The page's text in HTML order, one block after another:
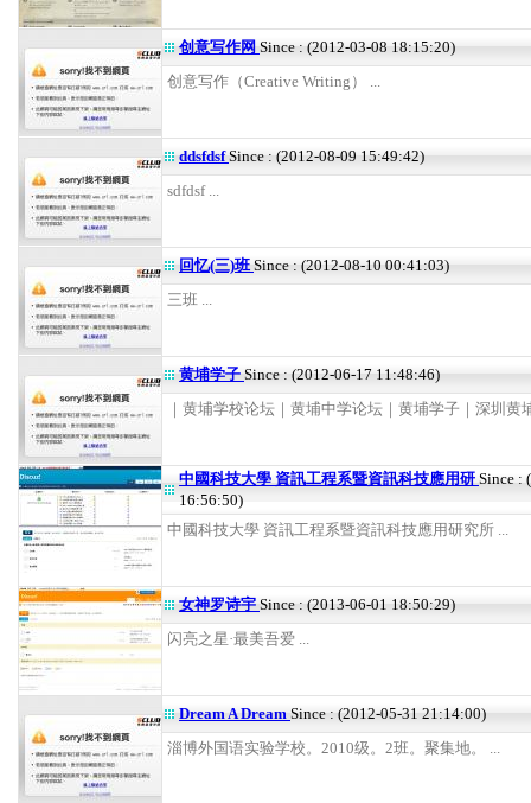
创意写作网 Since : (2012-03-08 18:15:20)
创意写作（Creative Writing） ...
ddsfdsfSince : (2012-08-09 15:49:42)
sdfdsf ...
回忆(三)班Since : (2012-08-10 00:41:03)
三班 ...
黄埔学子 Since : (2012-06-17 11:48:46)
｜黄埔学校论坛｜黄埔中学论坛｜黄埔学子｜深圳黄
中國科技大學 資訊工程系暨資訊科技應用研Since :
16:56:50)
中國科技大學 資訊工程系暨資訊科技應用研究所 ...
女神罗诗宇 Since : (2013-06-01 18:50:29)
闪亮之星·最美吾爱 ...
Dream A Dream Since : (2012-05-31 21:14:00)
淄博外国语实验学校。2010级。2班。聚集地。 ...